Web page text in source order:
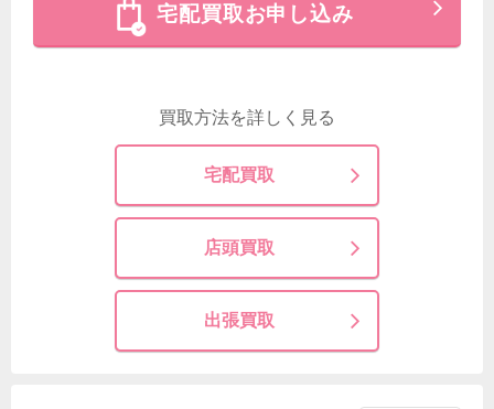
宅配買取お申し込み
買取方法を詳しく見る
宅配買取
店頭買取
出張買取